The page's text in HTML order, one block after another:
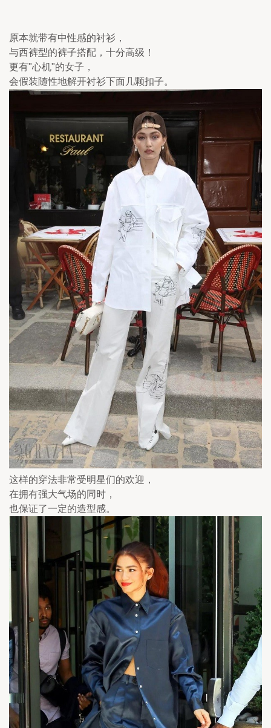
原本就带有中性感的衬衫，
与西裤型的裤子搭配，十分高级！
更有"心机"的女子，
会假装随性地解开衬衫下面几颗扣子。
这样的穿法非常受明星们的欢迎，
在拥有强大气场的同时，
也保证了一定的造型感。